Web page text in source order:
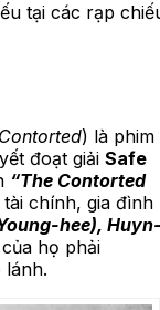
tại các rạp
Contorted) là phim
đoạt giải Safe
“The Contorted
chính, gia đình
hee),
họ phải
lánh.